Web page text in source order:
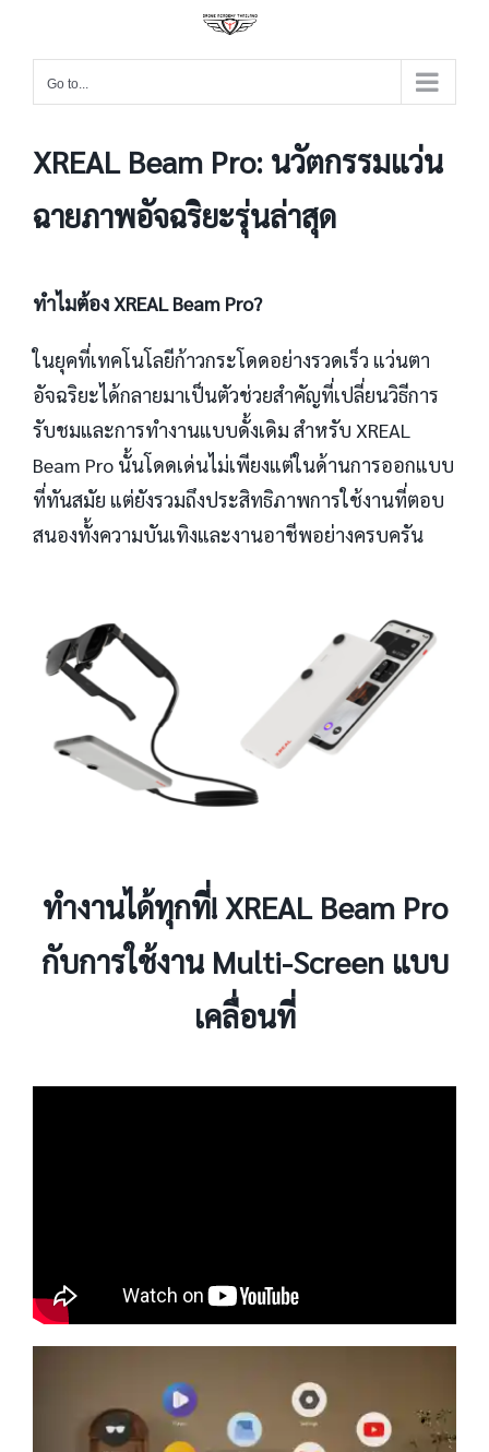
Go to...
XREAL Beam Pro: นวัตกรรมแว่น
ฉายภาพอัจฉริยะรุ่นล่าสุด
ทำไมต้อง XREAL Beam Pro?
ในยุคที่เทคโนโลยีก้าวกระโดดอย่างรวดเร็ว แว่นตา
อัจฉริยะได้กลายมาเป็นตัวช่วยสำคัญที่เปลี่ยนวิธีการ
รับชมและการทำงานแบบดั้งเดิม สำหรับ XREAL
Beam Pro นั้นโดดเด่นไม่เพียงแต่ในด้านการออกแบบ
ที่ทันสมัย แต่ยังรวมถึงประสิทธิภาพการใช้งานที่ตอบ
สนองทั้งความบันเทิงและงานอาชีพอย่างครบครัน
ทำงานได้ทุกที่! XREAL Beam Pro
กับการใช้งาน Multi-Screen แบบ
เคลื่อนที่